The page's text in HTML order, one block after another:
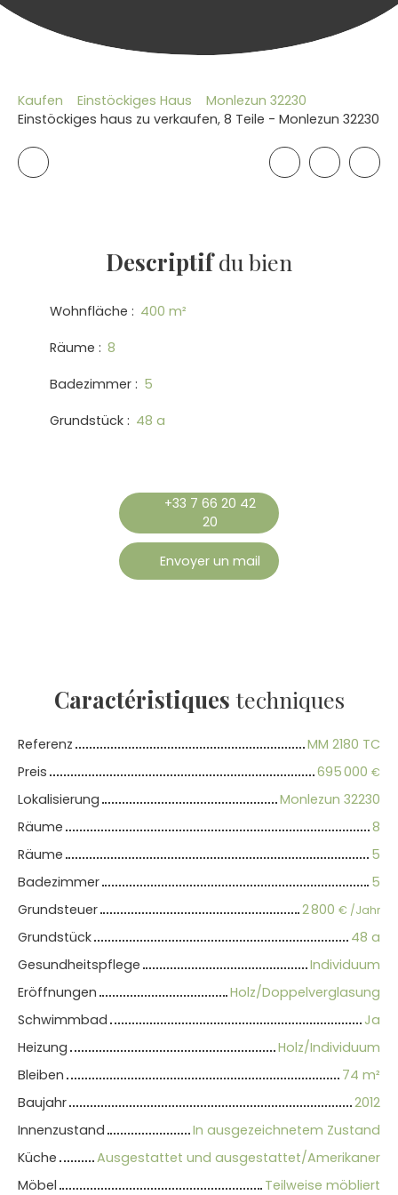
Kaufen Einstöckiges Haus
Monlezun 32230
Einstöckiges haus zu verkaufen, 8 Teile - Monlezun 32230
Descriptifdu bien
Wohnfläche : 400 m²
Räume : 8
Badezimmer : 5
Grundstück : 48 a
+33 7 66 20 42
20
Envoyer un mail
Caractéristiques techniques
Referenz
MM 2180 TC
Preis
695 000 €
Lokalisierung
Monlezun 32230
Räume
8
Räume
5
Badezimmer
5
Grundsteuer
2 800 € /Jahr
Grundstück
48 a
Gesundheitspflege
Individuum
Eröffnungen
Holz/Doppelverglasung
Schwimmbad
Ja
Heizung
Holz/Individuum
Bleiben
74 m²
Baujahr
2012
Innenzustand
In ausgezeichnetem Zustand
Küche
Ausgestattet und ausgestattet/Amerikaner
Möbel
Teilweise möbliert